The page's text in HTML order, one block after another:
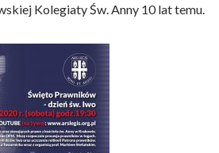
Kolegiaty Św. Anny 10 lat temu.